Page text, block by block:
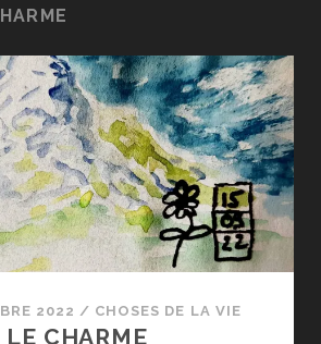
2022 / CHOSES DE LA VIE
LE CHARME